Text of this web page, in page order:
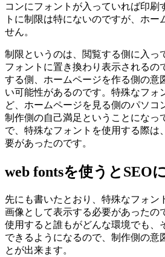
コンにフォントが入っていれば印刷
トに制限は特にないのですが、ホー
せん。
制限というのは、閲覧する側に入っ
フォントに置き換わり表示されるの
する側、ホームページを作る側の意
い可能性があるのです。特殊なフォ
ど、ホームページを見る側のパソコ
制作側の自己満足ということになっ
で、特殊なフォントを使用する際は
要があったのです。
web fontsを使うとSEO
先にも書いたとおり、特殊なフォン
画像として表示する必要があったの
使用すると誰もがどんな環境でも、
できるようになるので、制作側の意
とが出来ます。